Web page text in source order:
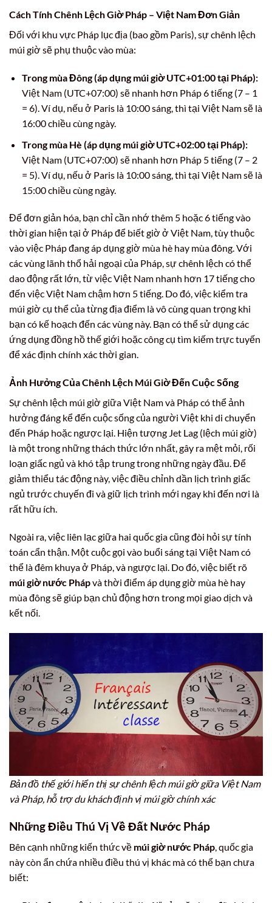
Cách Tính Chênh Lệch Giờ Pháp – Việt Nam Đơn Giản
Đối với khu vực Pháp lục địa (bao gồm Paris), sự chênh lệch
múi giờ sẽ phụ thuộc vào mùa:
Trong mùa Đông (áp dụng múi giờ UTC+01:00 tại Pháp):
Việt Nam (UTC+07:00) sẽ nhanh hơn Pháp 6 tiếng (7 – 1
= 6). Ví dụ, nếu ở Paris là 10:00 sáng, thì tại Việt Nam sẽ là
16:00 chiều cùng ngày.
Trong mùa Hè (áp dụng múi giờ UTC+02:00 tại Pháp):
Việt Nam (UTC+07:00) sẽ nhanh hơn Pháp 5 tiếng (7 – 2
= 5). Ví dụ, nếu ở Paris là 10:00 sáng, thì tại Việt Nam sẽ là
15:00 chiều cùng ngày.
Để đơn giản hóa, bạn chỉ cần nhớ thêm 5 hoặc 6 tiếng vào
thời gian hiện tại ở Pháp để biết giờ ở Việt Nam, tùy thuộc
vào việc Pháp đang áp dụng giờ mùa hè hay mùa đông. Với
các vùng lãnh thổ hải ngoại của Pháp, sự chênh lệch có thể
dao động rất lớn, từ việc Việt Nam nhanh hơn 17 tiếng cho
đến việc Việt Nam chậm hơn 5 tiếng. Do đó, việc kiểm tra
múi giờ cụ thể của từng địa điểm là vô cùng quan trọng khi
bạn có kế hoạch đến các vùng này. Bạn có thể sử dụng các
ứng dụng đồng hồ thế giới hoặc công cụ tìm kiếm trực tuyến
để xác định chính xác thời gian.
Ảnh Hưởng Của Chênh Lệch Múi Giờ Đến Cuộc Sống
Sự chênh lệch múi giờ giữa Việt Nam và Pháp có thể ảnh
hưởng đáng kể đến cuộc sống của người Việt khi di chuyển
đến Pháp hoặc ngược lại. Hiện tượng Jet Lag (lệch múi giờ)
là một trong những thách thức lớn nhất, gây ra mệt mỏi, rối
loạn giấc ngủ và khó tập trung trong những ngày đầu. Để
giảm thiểu tác động này, việc điều chỉnh dần lịch trình giấc
ngủ trước chuyến đi và giữ lịch trình mới ngay khi đến nơi là
rất hữu ích.
Ngoài ra, việc liên lạc giữa hai quốc gia cũng đòi hỏi sự tính
toán cẩn thận. Một cuộc gọi vào buổi sáng tại Việt Nam có
thể là đêm khuya ở Pháp, và ngược lại. Do đó, việc biết rõ
múi giờ nước Phápvà thời điểm áp dụng giờ mùa hè hay
mùa đông sẽ giúp bạn chủ động hơn trong mọi giao dịch và
kết nối.
Bản đồ thế giới hiển thị sự chênh lệch múi giờ giữa Việt Nam
và Pháp, hỗ trợ du khách định vị múi giờ chính xác
Những Điều Thú Vị Về Đất Nước Pháp
Bên cạnh những kiến thức về múi giờ nước Pháp, quốc gia
này còn ẩn chứa nhiều điều thú vị khác mà có thể bạn chưa
biết: